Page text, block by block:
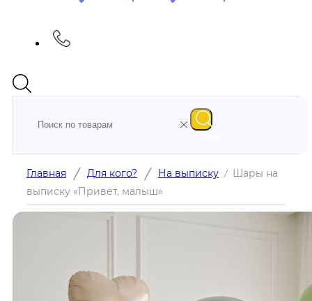
Главная / Для кого? / На выписку / Шары на
выписку «Привет, малыш»